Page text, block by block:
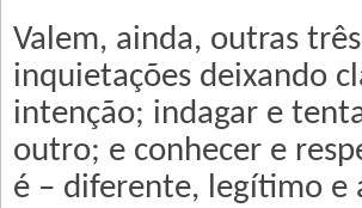
Valem, ainda, outras
inquietações deixando
intenção; indagar e
outro; e conhecer e
é – diferente, legítimo e